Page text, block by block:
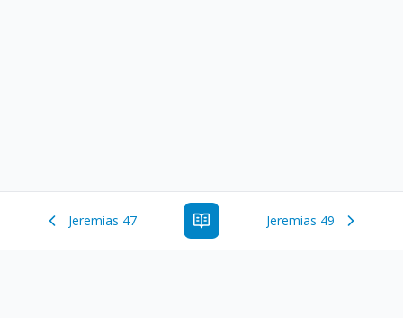
Jeremias 47 Jeremias 49